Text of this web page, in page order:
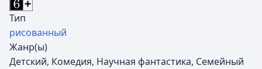
Тип
рисованный
Жанр(ы)
Детский, Комедия, Научная фантастика, Семейный